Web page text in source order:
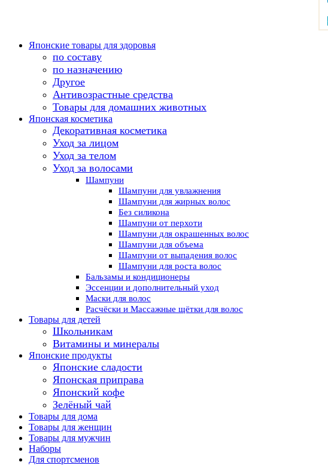
Японские товары для здоровья
по составу
по назначению
Другое
Антивозрастные средства
Товары для домашних животных
Японская косметика
Декоративная косметика
Уход за лицом
Уход за телом
Уход за волосами
Шампуни
Шампуни для увлажнения
Шампуни для жирных волос
Без силикона
Шампуни от перхоти
Шампуни для окрашенных волос
Шампуни для объема
Шампуни от выпадения волос
Шампуни для роста волос
Бальзамы и кондиционеры
Эссенции и дополнительный уход
Маски для волос
Расчёски и Массажные щётки для волос
Товары для детей
Школьникам
Витамины и минералы
Японские продукты
Японские сладости
Японская приправа
Японский кофе
Зелёный чай
Товары для дома
Товары для женщин
Товары для мужчин
Наборы
Для спортсменов